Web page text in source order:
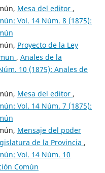
Mesa del editor ,
Vol. 14 Núm. 8 (1875):
Proyecto de la Ley
, Anales de la
10 (1875): Anales de
Mesa del editor ,
Vol. 14 Núm. 7 (1875):
Mensaje del poder
de la Provincia ,
Vol. 14 Núm. 10
Común